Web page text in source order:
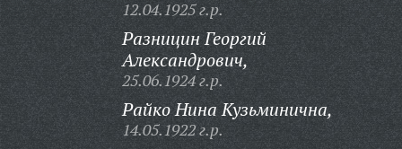
12.04.1925 г.р.
Разницин Георгий
Александрович,
25.06.1924 г.р.
Райко Нина Кузьминична,
14.05.1922 г.р.